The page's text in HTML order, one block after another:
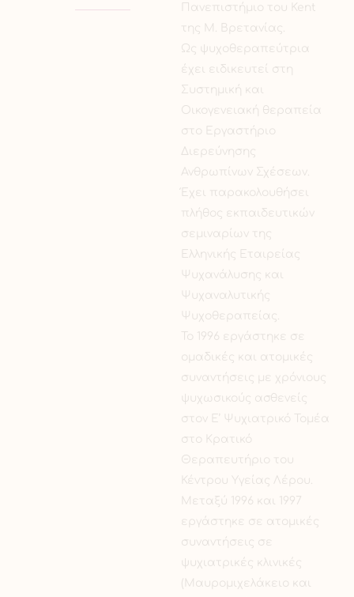
Πανεπιστήμιο του Kent
της Μ. Βρετανίας.
Ως ψυχοθεραπεύτρια
έχει ειδικευτεί στη
Συστημική και
Οικογενειακή θεραπεία
στο Εργαστήριο
Διερεύνησης
Ανθρωπίνων Σχέσεων.
Έχει παρακολουθήσει
πλήθος εκπαιδευτικών
σεμιναρίων της
Ελληνικής Εταιρείας
Ψυχανάλυσης και
Ψυχαναλυτικής
Ψυχοθεραπείας.
Το 1996 εργάστηκε σε
ομαδικές και ατομικές
συναντήσεις με χρόνιους
ψυχωσικούς ασθενείς
στον Ε’ Ψυχιατρικό Τομέα
στο Κρατικό
Θεραπευτήριο του
Κέντρου Υγείας Λέρου.
Μεταξύ 1996 και 1997
εργάστηκε σε ατομικές
συναντήσεις σε
ψυχιατρικές κλινικές
(Μαυρομιχελάκειο και